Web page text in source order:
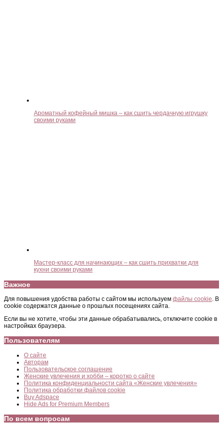
Ароматный кофейный мишка – как сшить чердачную игрушку
своими руками
Мастер-класс для начинающих – как сшить прихватки для
кухни своими руками
Важное
Для повышения удобства работы с сайтом мы используем файлы cookie. В
cookie содержатся данные о прошлых посещениях сайта.
Если вы не хотите, чтобы эти данные обрабатывались, отключите cookie в
настройках браузера.
Пользователям
О сайте
Авторам
Пользовательское соглашение
Женские увлечения и хобби – коротко о сайте
Политика конфиденциальности сайта «Женские увлечения»
Политика обработки файлов cookie
Buy Adspace
Hide Ads for Premium Members
По всем вопросам